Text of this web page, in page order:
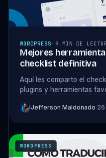
WORDPRESS · 9 MIN DE
Mejores
checklist definitiva
Aquí les comparto el
plugins y herramientas
Jefferson Maldonado·
WORDPRESS